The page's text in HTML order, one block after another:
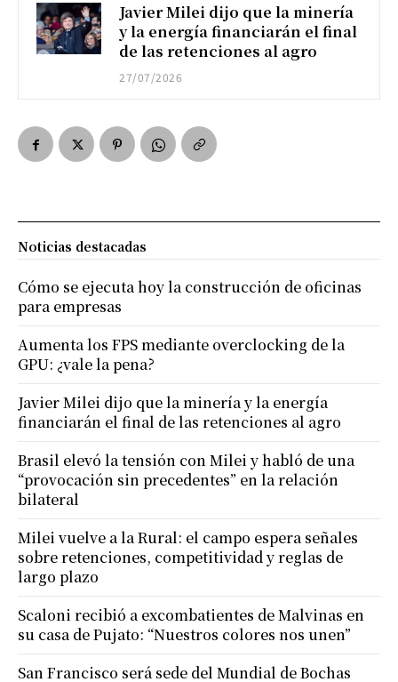
Javier Milei dijo que la minería
y la energía financiarán el final
de las retenciones al agro
27/07/2026
Noticias destacadas
Cómo se ejecuta hoy la construcción de oficinas
para empresas
Aumenta los FPS mediante overclocking de la
GPU: ¿vale la pena?
Javier Milei dijo que la minería y la energía
financiarán el final de las retenciones al agro
Brasil elevó la tensión con Milei y habló de una
“provocación sin precedentes” en la relación
bilateral
Milei vuelve a la Rural: el campo espera señales
sobre retenciones, competitividad y reglas de
largo plazo
Scaloni recibió a excombatientes de Malvinas en
su casa de Pujato: “Nuestros colores nos unen”
San Francisco será sede del Mundial de Bochas